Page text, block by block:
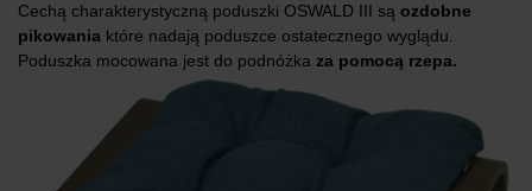
Cechą charakterystyczną poduszki OSWALD III są ozdobne
pikowania które nadają poduszce ostatecznego wyglądu.
Poduszka mocowana jest do podnóżka za pomocą rzepa.